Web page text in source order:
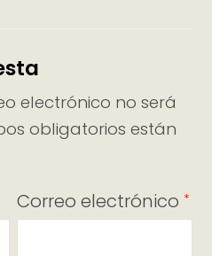
electrónico no será
obligatorios están
Correo electrónico *